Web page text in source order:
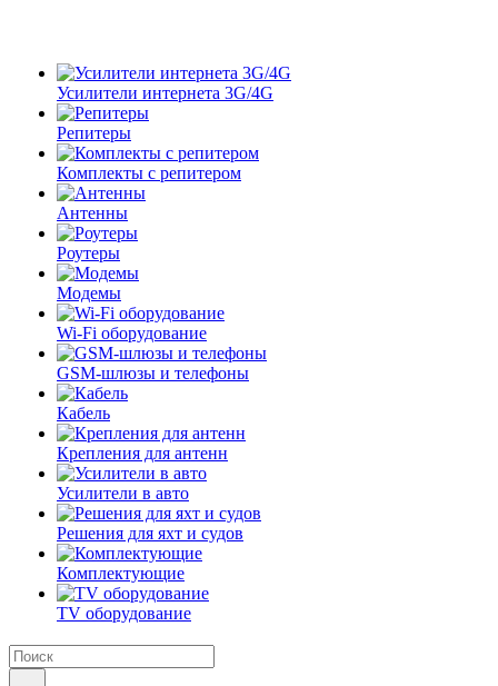
Усилители интернета 3G/4G
Репитеры
Комплекты с репитером
Антенны
Роутеры
Модемы
Wi-Fi оборудование
GSM-шлюзы и телефоны
Кабель
Крепления для антенн
Усилители в авто
Решения для яхт и судов
Комплектующие
TV оборудование